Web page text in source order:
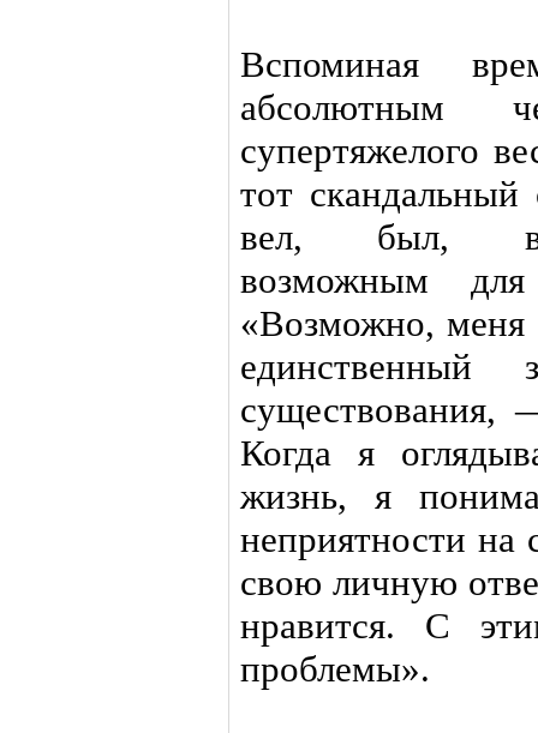
Вспоминая
абсолютным
супертяжелого
тот
вел, был,
возможным
«Возможно, меня
существования,
Когда я
жизнь, я
неприятности на
свою личную
нравится. С
проблемы».